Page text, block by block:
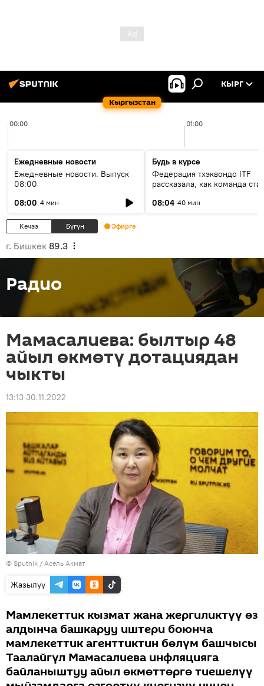
Кыргызстан
КЫРГ
00:00 01:00
Ежедневные новости
Ежедневные новости. Выпуск
08:00
08:00 4 мин
Будь в курсе
Федерация тхэквондо ITF
рассказала, как команда
08:04 40 мин
Кечээ Бүгүн Эфирге
г. Бишкек 89.3
Радио
Мамасалиева: былтыр 48
айыл өкмөтү дотациядан
чыкты
13:13 30.11.2022
© Sputnik / Асель Акмат
Жазылуу
Мамлекеттик кызмат жана жергиликтүү өз
алдынча башкаруу иштери боюнча
мамлекеттик агенттиктин бөлүм башчысы
Таалайгүл Мамасалиева инфляцияга
байланыштуу айыл өкмөттөргө тиешелүү